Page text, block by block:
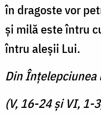
în dragoste vor
şi milă este întru
întru aleşii Lui.
Din Înţelepciunea
(V, 16-24 şi VI, 1-